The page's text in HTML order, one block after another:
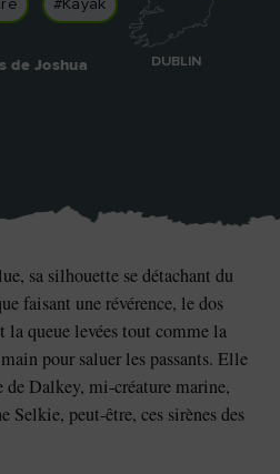
#Kayak
de Joshua
DUBLIN
sa silhouette se détachant du
faisant une révérence, le dos
la queue levées tout comme la
pour saluer les passants. Elle
Dalkey, mi-créature marine,
Selkie, peut-être, ces sirènes des